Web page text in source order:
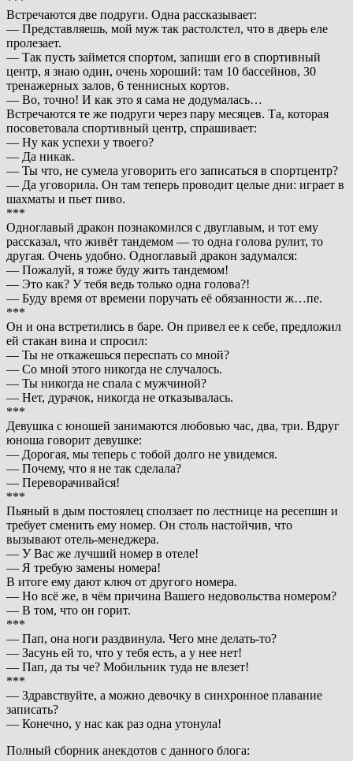
Встречаются две подруги. Одна рассказывает:
— Представляешь, мой муж так растолстел, что в дверь еле
пролезает.
— Так пусть займется спортом, запиши его в спортивный
центр, я знаю один, очень хороший: там 10 бассейнов, 30
тренажерных залов, 6 теннисных кортов.
— Во, точно! И как это я сама не додумалась…
Встречаются те же подруги через пару месяцев. Та, которая
посоветовала спортивный центр, спрашивает:
— Ну как успехи у твоего?
— Да никак.
— Ты что, не сумела уговорить его записаться в спортцентр?
— Да уговорила. Он там теперь проводит целые дни: играет в
шахматы и пьет пиво.
***
Одноглавый дракон познакомился с двуглавым, и тот ему
рассказал, что живёт тандемом — то одна голова рулит, то
другая. Очень удобно. Одноглавый дракон задумался:
— Пожалуй, я тоже буду жить тандемом!
— Это как? У тебя ведь только одна голова?!
— Буду время от времени поручать её обязанности ж…пе.
***
Он и она встретились в баре. Он привел ее к себе, предложил
ей стакан вина и спросил:
— Ты не откажешься переспать со мной?
— Со мной этого никогда не случалось.
— Ты никогда не спала с мужчиной?
— Нет, дурачок, никогда не отказывалась.
***
Девушка с юношей занимаются любовью час, два, три. Вдруг
юноша говорит девушке:
— Дорогая, мы теперь с тобой долго не увидемся.
— Почему, что я не так сделала?
— Переворачивайся!
***
Пьяный в дым постоялец сползает по лестнице на ресепшн и
требует сменить ему номер. Он столь настойчив, что
вызывают отель-менеджера.
— У Вас же лучший номер в отеле!
— Я требую замены номера!
В итоге ему дают ключ от другого номера.
— Но всё же, в чём причина Вашего недовольства номером?
— В том, что он горит.
***
— Пап, она ноги pаздвинула. Чего мне делать-то?
— Засунь ей то, что у тебя есть, а у нее нет!
— Пап, да ты че? Мобильник туда не влезет!
***
— Здравствуйте, а можно девочку в синхронное плавание
записать?
— Конечно, у нас как раз одна утонула!
Полный сборник анекдотов с данного блога: